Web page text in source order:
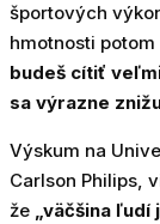
športových
hmotnosti
budeš cítiť
sa výrazne
Výskum na
Carlson Philips,
že „väčšina ľudí